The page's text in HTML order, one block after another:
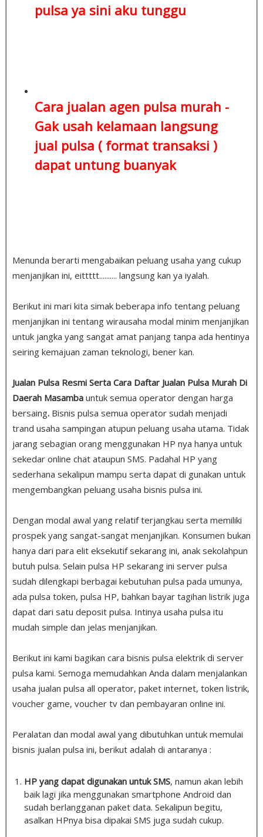
pulsa ya sini aku tunggu
Cara jualan agen pulsa murah -
Gak usah kelamaan langsung
jual pulsa ( format transaksi )
dapat untung buanyak
Menunda berarti mengabaikan peluang usaha yang cukup
menjanjikan ini, eittttt.......... langsung kan ya iyalah.
Berikut ini mari kita simak beberapa info tentang peluang
menjanjikan ini tentang wirausaha modal minim menjanjikan
untuk jangka yang sangat amat panjang tanpa ada hentinya
seiring kemajuan zaman teknologi, bener kan.
Jualan Pulsa Resmi Serta Cara Daftar Jualan Pulsa Murah Di
Daerah Masamba untuk semua operator dengan harga
bersaing. Bisnis pulsa semua operator sudah menjadi
trand usaha sampingan atupun peluang usaha utama. Tidak
jarang sebagian orang menggunakan HP nya hanya untuk
sekedar online chat ataupun SMS. Padahal HP yang
sederhana sekalipun mampu serta dapat di gunakan untuk
mengembangkan peluang usaha bisnis pulsa ini.
Dengan modal awal yang relatif terjangkau serta memiliki
prospek yang sangat-sangat menjanjikan. Konsumen bukan
hanya dari para elit eksekutif sekarang ini, anak sekolahpun
butuh pulsa. Selain pulsa HP sekarang ini server pulsa
sudah dilengkapi berbagai kebutuhan pulsa pada umunya,
ada pulsa token, pulsa HP, bahkan bayar tagihan listrik juga
dapat dari satu deposit pulsa. Intinya usaha pulsa itu
mudah simple dan jelas menjanjikan.
Berikut ini kami bagikan cara bisnis pulsa elektrik di server
pulsa kami. Semoga memudahkan Anda dalam menjalankan
usaha jualan pulsa all operator, paket internet, token listrik,
voucher game, voucher tv dan pembayaran online ini.
Peralatan dan modal awal yang dibutuhkan untuk memulai
bisnis jualan pulsa ini, berikut adalah di antaranya :
HP yang dapat digunakan untuk SMS, namun akan lebih
baik lagi jika menggunakan smartphone Android dan
sudah berlangganan paket data. Sekalipun begitu,
asalkan HPnya bisa dipakai SMS juga sudah cukup.